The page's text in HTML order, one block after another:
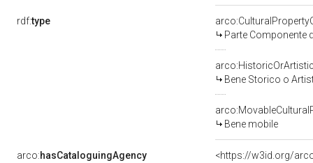
rdf:type
Parte Componente
Bene Storico o
Bene mobile
arco:hasCataloguingAgency
<https://w3id.org/